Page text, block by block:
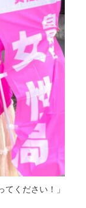
ください！」